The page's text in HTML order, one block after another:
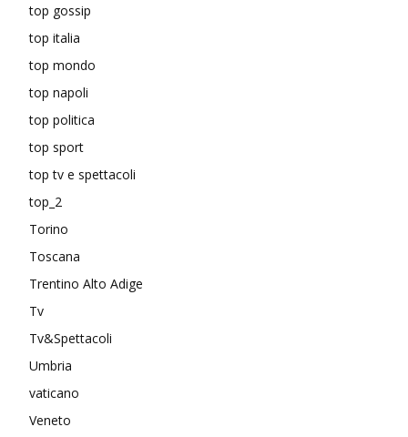
top gossip
top italia
top mondo
top napoli
top politica
top sport
top tv e spettacoli
top_2
Torino
Toscana
Trentino Alto Adige
Tv
Tv&Spettacoli
Umbria
vaticano
Veneto